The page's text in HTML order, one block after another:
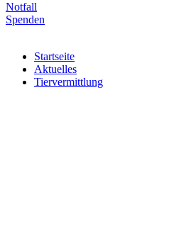
Notfall
Spenden
Startseite
Aktuelles
Tiervermittlung